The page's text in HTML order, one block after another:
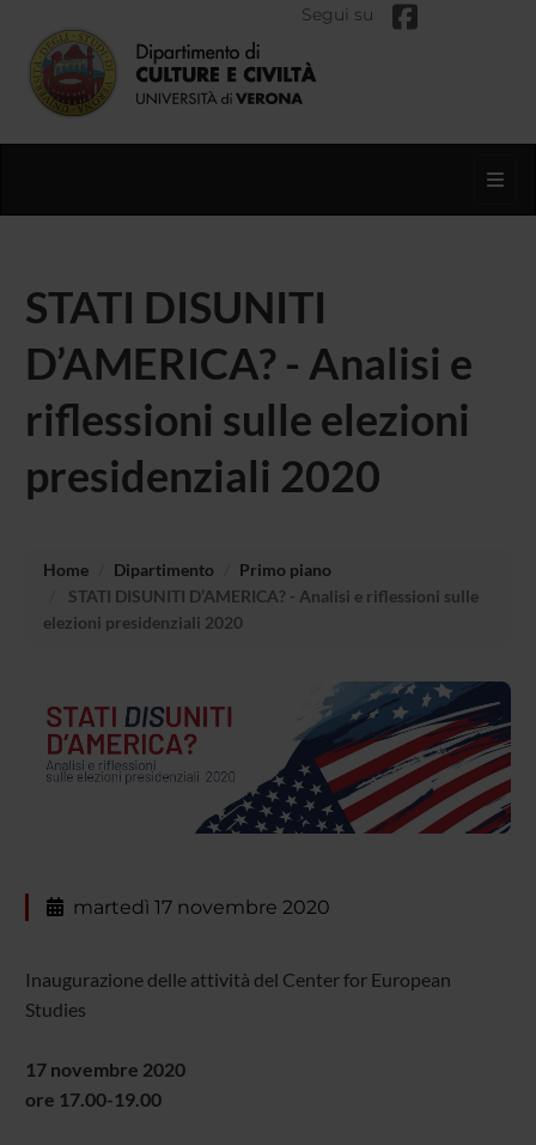
Segui su
STATI DISUNITI
D’AMERICA? - Analisi e
riflessioni sulle elezioni
presidenziali 2020
Home Dipartimento
Primo piano
STATI DISUNITI D’AMERICA? - Analisi e riflessioni sulle
elezioni presidenziali 2020
martedì 17 novembre 2020
Inaugurazione delle attività del Center for European
Studies
17 novembre 2020
ore 17.00-19.00